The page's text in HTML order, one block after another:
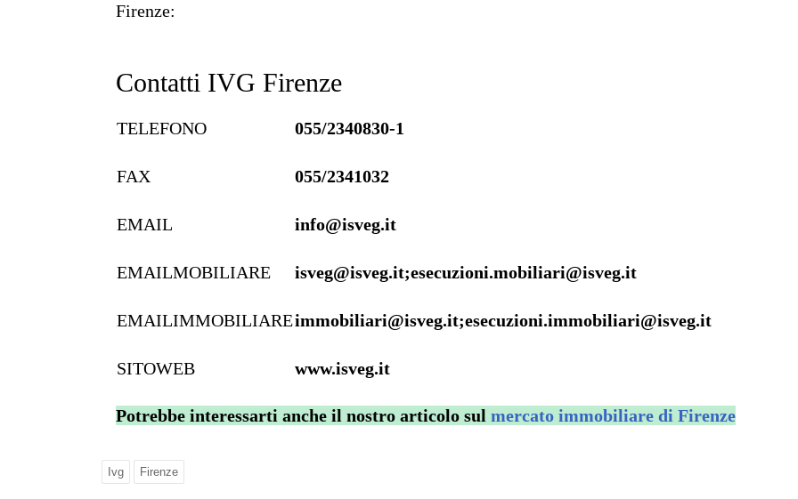
Firenze:
Contatti IVG Firenze
TELEFONO 055/2340830-1
FAX 055/2341032
EMAIL info@isveg.it
EMAILMOBILIARE isveg@isveg.it;esecuzioni.mobiliari@isveg.it
EMAILIMMOBILIAREimmobiliari@isveg.it;esecuzioni.immobiliari@isveg.it
SITOWEB www.isveg.it
Potrebbe interessarti anche il nostro articolo sul mercato immobiliare di Firenze
Ivg Firenze